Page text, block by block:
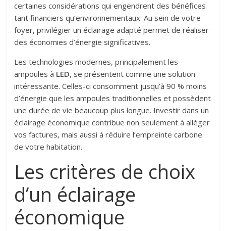
certaines considérations qui engendrent des bénéfices
tant financiers qu’environnementaux. Au sein de votre
foyer, privilégier un éclairage adapté permet de réaliser
des économies d’énergie significatives.
Les technologies modernes, principalement les
ampoules à LED, se présentent comme une solution
intéressante. Celles-ci consomment jusqu’à 90 % moins
d’énergie que les ampoules traditionnelles et possèdent
une durée de vie beaucoup plus longue. Investir dans un
éclairage économique contribue non seulement à alléger
vos factures, mais aussi à réduire l’empreinte carbone
de votre habitation.
Les critères de choix
d’un éclairage
économique